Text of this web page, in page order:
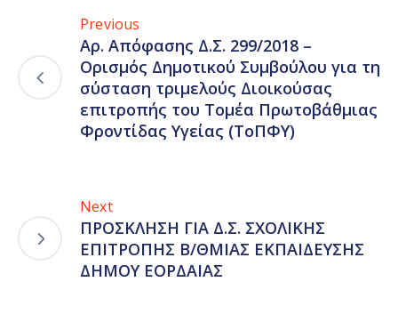
Previous
Αρ. Απόφασης Δ.Σ. 299/2018 –
Ορισμός Δημοτικού Συμβούλου για τη
σύσταση τριμελούς Διοικούσας
επιτροπής του Τομέα Πρωτοβάθμιας
Φροντίδας Υγείας (ΤοΠΦΥ)
Next
ΠΡΟΣΚΛΗΣΗ ΓΙΑ Δ.Σ. ΣΧΟΛΙΚΗΣ
ΕΠΙΤΡΟΠΗΣ Β/ΘΜΙΑΣ ΕΚΠΑΙΔΕΥΣΗΣ
ΔΗΜΟΥ ΕΟΡΔΑΙΑΣ